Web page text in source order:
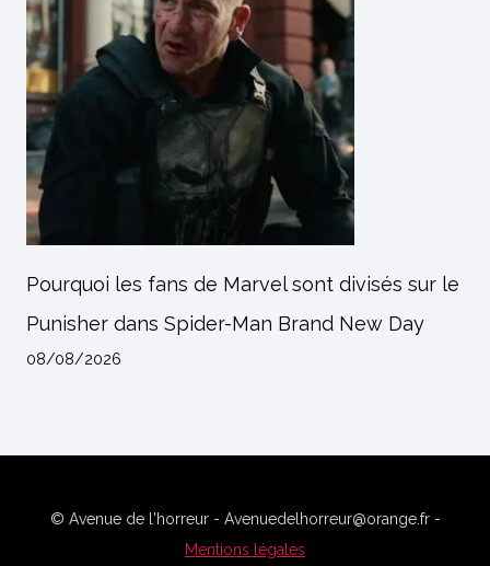
Pourquoi les fans de Marvel sont divisés sur le
Punisher dans Spider-Man Brand New Day
08/08/2026
© Avenue de l'horreur - Avenuedelhorreur@orange.fr -
Mentions légales